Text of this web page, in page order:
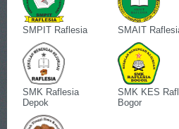
SMPIT Raflesia SMAIT
SMK Raflesia
Depok
SMK KES
Bogor